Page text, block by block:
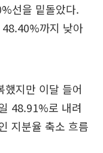
선을 밑돌았다.
까지 낮아
지만 이달 들어
48.91%로 내려
지분율 축소 흐름